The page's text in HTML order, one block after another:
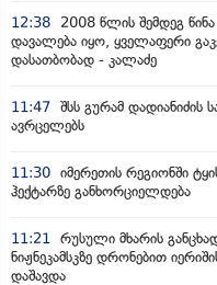
12:38
2008 წლის შემდეგ
დავალება იყო, ყველაფერი
დასათბობად - კალაძე
11:47 შსს გურამ დადიანიძის
ავრცელებს
11:30 იმერეთის რეგიონში
ჰექტარზე განხორციელდება
11:21
რუსული მხარის
ნიჟნეკამსკზე დრონებით
დაშავდა